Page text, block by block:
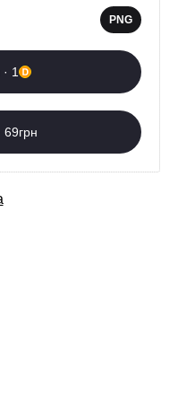
PNG
1
69грн